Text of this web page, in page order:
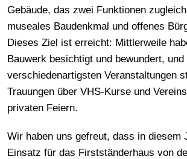
Gebäude, das zwei Funktionen
museales Baudenkmal und offenes
Dieses Ziel ist erreicht: Mittlerweile
Bauwerk besichtigt und bewundert,
verschiedenartigsten Veranstaltungen
Trauungen über VHS-Kurse und
privaten Feiern.
Wir haben uns gefreut, dass in diesem
Einsatz für das Firstständerhaus von